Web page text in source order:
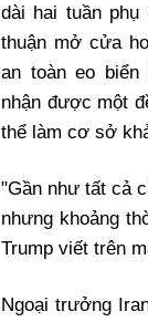
dài hai tuần
thuận mở cửa
an toàn eo biển
nhận được một
thể làm cơ sở
"Gần như tất cả
nhưng khoảng
Trump viết trên
Ngoại trưởng